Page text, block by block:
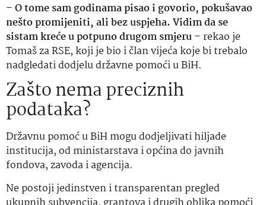
–O tome sam godinama pisao i govorio, pokušavao
nešto promijeniti, ali bez uspjeha. Vidim da se
sistam kreće u potpuno drugom smjeru– rekao je
Tomaš za RSE, koji je bio i član vijeća koje bi trebalo
nadgledati dodjelu državne pomoći u BiH.
Zašto nema preciznih
podataka?
Državnu pomoć u BiH mogu dodjeljivati hiljade
institucija, od ministarstava i općina do javnih
fondova, zavoda i agencija.
Ne postoji jedinstven i transparentan pregled